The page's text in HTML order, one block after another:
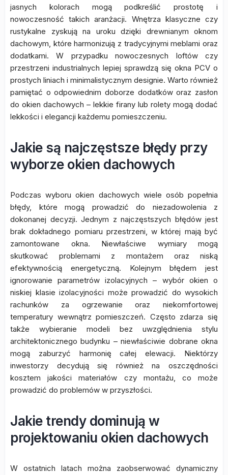
jasnych kolorach mogą podkreślić prostotę i
nowoczesność takich aranżacji. Wnętrza klasyczne czy
rustykalne zyskują na uroku dzięki drewnianym oknom
dachowym, które harmonizują z tradycyjnymi meblami oraz
dodatkami. W przypadku nowoczesnych loftów czy
przestrzeni industrialnych lepiej sprawdzą się okna PCV o
prostych liniach i minimalistycznym designie. Warto również
pamiętać o odpowiednim doborze dodatków oraz zasłon
do okien dachowych – lekkie firany lub rolety mogą dodać
lekkości i elegancji każdemu pomieszczeniu.
Jakie są najczęstsze błędy przy
wyborze okien dachowych
Podczas wyboru okien dachowych wiele osób popełnia
błędy, które mogą prowadzić do niezadowolenia z
dokonanej decyzji. Jednym z najczęstszych błędów jest
brak dokładnego pomiaru przestrzeni, w której mają być
zamontowane okna. Niewłaściwe wymiary mogą
skutkować problemami z montażem oraz niską
efektywnością energetyczną. Kolejnym błędem jest
ignorowanie parametrów izolacyjnych – wybór okien o
niskiej klasie izolacyjności może prowadzić do wysokich
rachunków za ogrzewanie oraz niekomfortowej
temperatury wewnątrz pomieszczeń. Często zdarza się
także wybieranie modeli bez uwzględnienia stylu
architektonicznego budynku – niewłaściwie dobrane okna
mogą zaburzyć harmonię całej elewacji. Niektórzy
inwestorzy decydują się również na oszczędności
kosztem jakości materiałów czy montażu, co może
prowadzić do problemów w przyszłości.
Jakie trendy dominują w
projektowaniu okien dachowych
W ostatnich latach można zaobserwować dynamiczny